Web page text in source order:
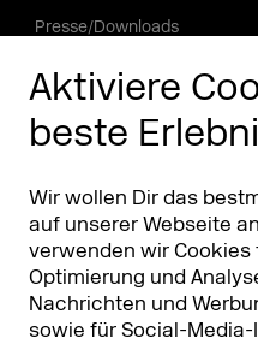
Aktiviere
beste
Wir wollen Dir das
auf unserer Webseite
verwenden wir Cookies
Optimierung und
Nachrichten und
sowie für Social-
Presse/Downloads
Phishing Alarm
Partner
Partner & Sponsoren